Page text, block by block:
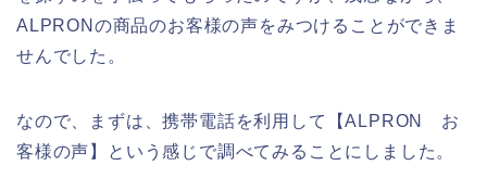
ALPRONの商品のお客様の声をみつけることができま
せんでした。
なので、まずは、携帯電話を利用して【ALPRON お
客様の声】という感じで調べてみることにしました。